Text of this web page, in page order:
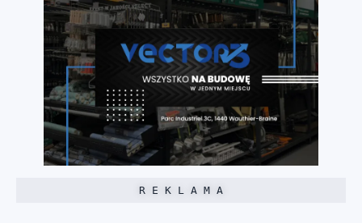
R E K L A M A